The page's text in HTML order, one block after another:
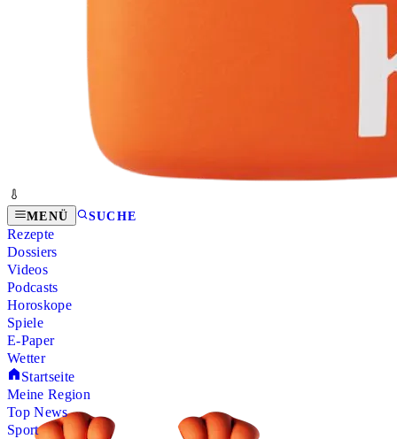
MENÜ SUCHE
Rezepte
Dossiers
Videos
Podcasts
Horoskope
Spiele
E-Paper
Wetter
Startseite
Meine Region
Top News
Sport